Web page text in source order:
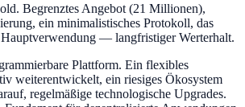
Begrenztes Angebot (21 Millionen),
ein minimalistisches Protokoll, das
— langfristiger Werterhalt.
Plattform. Ein flexibles
weiterentwickelt, ein riesiges Ökosystem
regelmäßige technologische Upgrades.